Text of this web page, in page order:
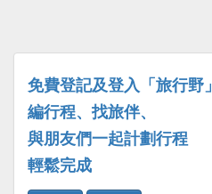
免費登記及登入「旅行野」
編行程、找旅伴、
與朋友們一起計劃行程
輕鬆完成